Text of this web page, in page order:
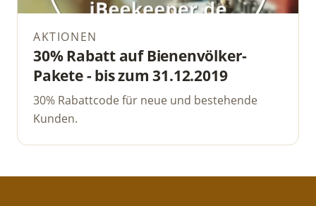
AKTIONEN
30% Rabatt auf Bienenvölker-
Pakete - bis zum 31.12.2019
30% Rabattcode für neue und bestehende
Kunden.